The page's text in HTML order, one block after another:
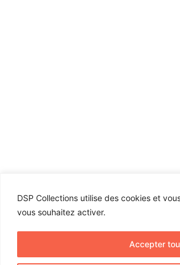
DSP Collections utilise des cookies et
vous souhaitez activer.
Accepter